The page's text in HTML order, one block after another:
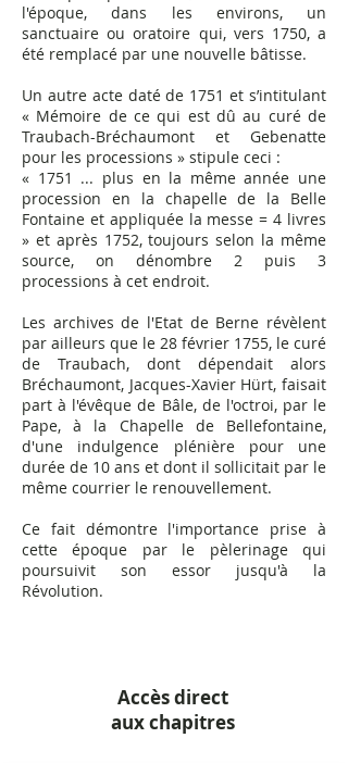
l'époque, dans les environs, un
sanctuaire ou oratoire qui, vers 1750, a
été remplacé par une nouvelle bâtisse.
Un autre acte daté de 1751 et s’intitulant
« Mémoire de ce qui est dû au curé de
Traubach-Bréchaumont et Gebenatte
pour les processions » stipule ceci :
« 1751 ... plus en la même année une
procession en la chapelle de la Belle
Fontaine et appliquée la messe = 4 livres
» et après 1752, toujours selon la même
source, on dénombre 2 puis 3
processions à cet endroit.
Les archives de l'Etat de Berne révèlent
par ailleurs que le 28 février 1755, le curé
de Traubach, dont dépendait alors
Bréchaumont, Jacques-Xavier Hürt, faisait
part à l'évêque de Bâle, de l'octroi, par le
Pape, à la Chapelle de Bellefontaine,
d'une indulgence plénière pour une
durée de 10 ans et dont il sollicitait par le
même courrier le renouvellement.
Ce fait démontre l'importance prise à
cette époque par le pèlerinage qui
poursuivit son essor jusqu'à la
Révolution.
Accès direct
aux chapitres